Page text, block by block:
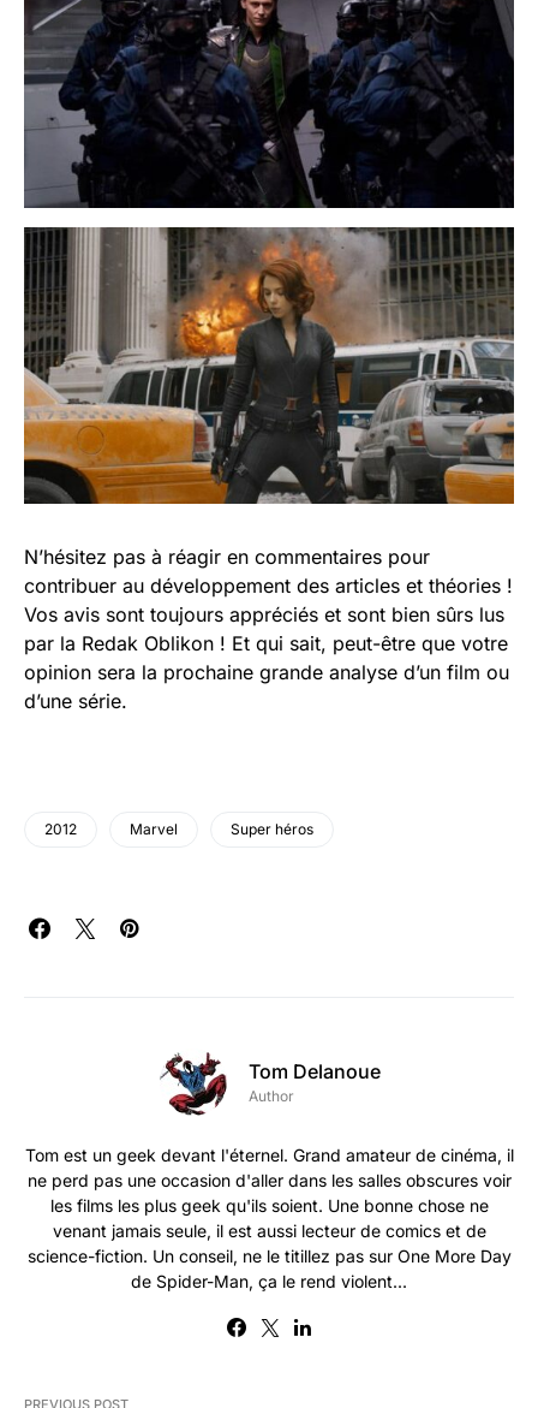
N’hésitez pas à réagir en commentaires pour
contribuer au développement des articles et théories !
Vos avis sont toujours appréciés et sont bien sûrs lus
par la Redak Oblikon ! Et qui sait, peut-être que votre
opinion sera la prochaine grande analyse d’un film ou
d’une série.
2012 Marvel Super héros
Tom Delanoue
Author
Tom est un geek devant l'éternel. Grand amateur de cinéma, il
ne perd pas une occasion d'aller dans les salles obscures voir
les films les plus geek qu'ils soient. Une bonne chose ne
venant jamais seule, il est aussi lecteur de comics et de
science-fiction. Un conseil, ne le titillez pas sur One More Day
de Spider-Man, ça le rend violent...
PREVIOUS POST